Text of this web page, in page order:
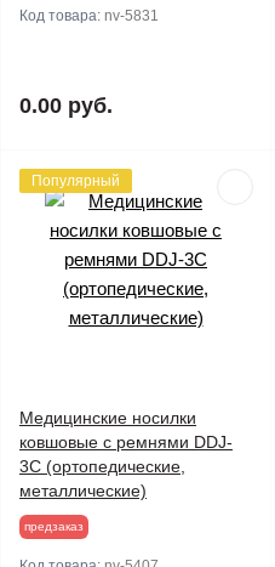
Код товара: nv-5831
0.00 руб.
Популярный
Медицинские носилки
ковшовые с ремнями DDJ-
3C (ортопедические,
металлические)
предзаказ